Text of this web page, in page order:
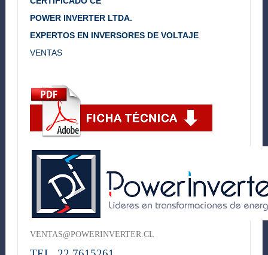
POWER INVERTER LTDA.
EXPERTOS EN INVERSORES DE VOLTAJE
VENTAS
VENTAS@POWERINVERTER.CL